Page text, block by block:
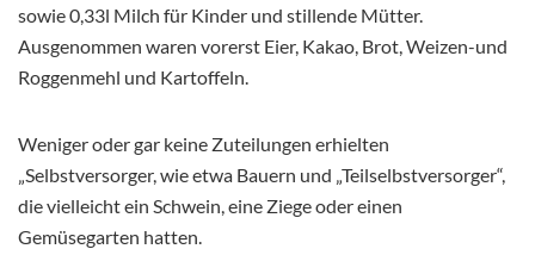
sowie 0,33l Milch für Kinder und stillende Mütter.
Ausgenommen waren vorerst Eier, Kakao, Brot, Weizen-und
Roggenmehl und Kartoffeln.
Weniger oder gar keine Zuteilungen erhielten
„Selbstversorger, wie etwa Bauern und „Teilselbstversorger“,
die vielleicht ein Schwein, eine Ziege oder einen
Gemüsegarten hatten.